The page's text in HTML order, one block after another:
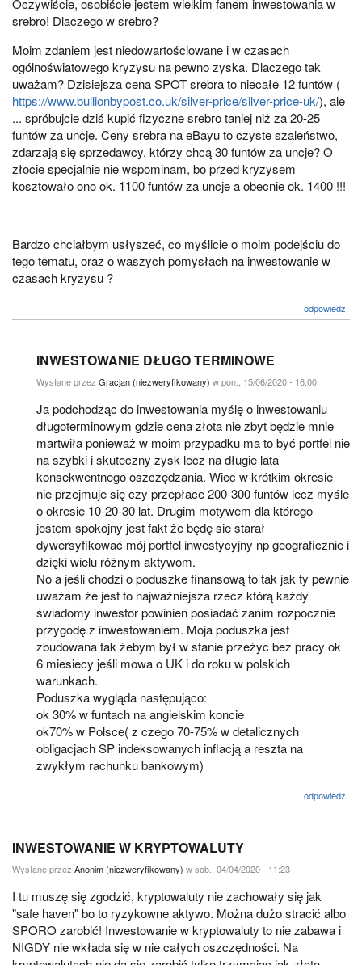
Oczywiście, osobiście jestem wielkim fanem inwestowania w
srebro! Dlaczego w srebro?
Moim zdaniem jest niedowartościowane i w czasach
ogólnoświatowego kryzysu na pewno zyska. Dlaczego tak
uważam? Dzisiejsza cena SPOT srebra to niecałe 12 funtów (
https://www.bullionbypost.co.uk/silver-price/silver-price-uk/), ale
... spróbujcie dziś kupić fizyczne srebro taniej niż za 20-25
funtów za uncje. Ceny srebra na eBayu to czyste szaleństwo,
zdarzają się sprzedawcy, którzy chcą 30 funtów za uncje? O
złocie specjalnie nie wspominam, bo przed kryzysem
kosztowało ono ok. 1100 funtów za uncje a obecnie ok. 1400 !!!
Bardzo chciałbym usłyszeć, co myślicie o moim podejściu do
tego tematu, oraz o waszych pomysłach na inwestowanie w
czasach kryzysu ?
odpowiedz
INWESTOWANIE DŁUGO TERMINOWE
Wysłane przez Gracjan (niezweryfikowany) w pon., 15/06/2020 - 16:00
Ja podchodząc do inwestowania myślę o inwestowaniu
długoterminowym gdzie cena złota nie zbyt będzie mnie
martwiła ponieważ w moim przypadku ma to być portfel nie
na szybki i skuteczny zysk lecz na długie lata
konsekwentnego oszczędzania. Wiec w krótkim okresie
nie przejmuje się czy przepłace 200-300 funtów lecz myśle
o okresie 10-20-30 lat. Drugim motywem dla którego
jestem spokojny jest fakt że będę sie starał
dywersyfikować mój portfel inwestycyjny np geograficznie i
dzięki wielu różnym aktywom.
No a jeśli chodzi o poduszke finansową to tak jak ty pewnie
uważam że jest to najważniejsza rzecz którą każdy
świadomy inwestor powinien posiadać zanim rozpocznie
przygodę z inwestowaniem. Moja poduszka jest
zbudowana tak żebym był w stanie przeżyc bez pracy ok
6 miesiecy jeśli mowa o UK i do roku w polskich
warunkach.
Poduszka wygląda następująco:
ok 30% w funtach na angielskim koncie
ok70% w Polsce( z czego 70-75% w detalicznych
obligacjach SP indeksowanych inflacją a reszta na
zwykłym rachunku bankowym)
odpowiedz
INWESTOWANIE W KRYPTOWALUTY
Wysłane przez Anonim (niezweryfikowany) w sob., 04/04/2020 - 11:23
I tu muszę się zgodzić, kryptowaluty nie zachowały się jak
"safe haven" bo to ryzykowne aktywo. Można dużo stracić albo
SPORO zarobić! Inwestowanie w kryptowaluty to nie zabawa i
NIGDY nie wkłada się w nie całych oszczędności. Na